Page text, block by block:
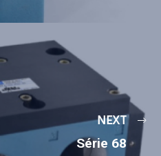
NEXT
Série 68